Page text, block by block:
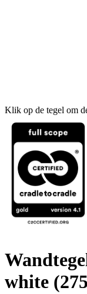
Klik op de tegel om
white